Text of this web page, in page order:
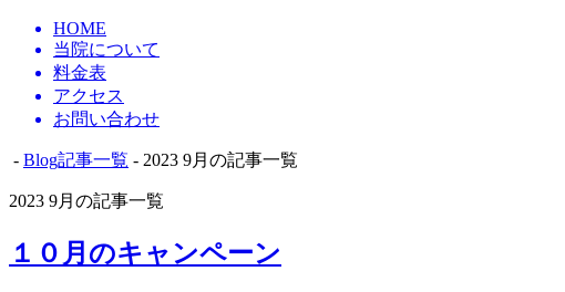
HOME
当院について
料金表
アクセス
お問い合わせ
- Blog記事一覧 - 2023 9月の記事一覧
2023 9月の記事一覧
１０月のキャンペーン